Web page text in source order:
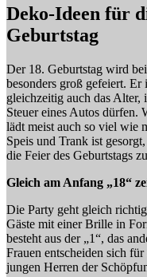
Deko-Ideen für
Geburtstag
Der 18. Geburtstag wird
besonders groß gefeiert.
gleichzeitig auch das Alter,
Steuer eines Autos dürfen.
lädt meist auch so viel wie
Speis und Trank ist
die Feier des Geburtstags
Gleich am Anfang „18“
Die Party geht gleich
Gäste mit einer Brille in
besteht aus der „1“, das
Frauen entscheiden sich
jungen Herren der